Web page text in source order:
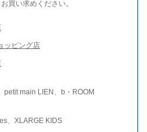
買い求めください。
ッピング店
petit main LIEN、b・ROOM
、XLARGE KIDS